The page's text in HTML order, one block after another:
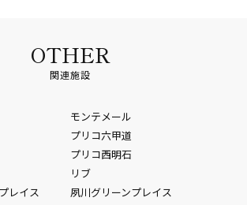
OTHER
関連施設
モンテメール
プリコ六甲道
プリコ西明石
リブ
レイス
夙川グリーンプレイス